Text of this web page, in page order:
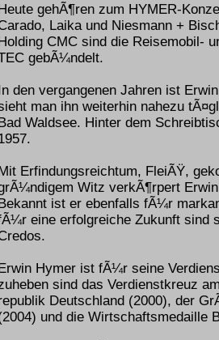
gehÃ¶ren zum HYMER-
Laika und Niesmann +
CMC sind die Reisemobil-
gebÃ¼ndelt.
den vergangenen Jahren ist
man ihn weiterhin nahezu
Waldsee. Hinter dem
Erfindungsreichtum, FleiÃŸ,
Witz verkÃ¶rpert
ist er ebenfalls fÃ¼r
eine erfolgreiche Zukunft sind
Hymer ist fÃ¼r seine
sind das Verdienstkreuz
Deutschland (2000), der
und die Wirtschaftsmedaille